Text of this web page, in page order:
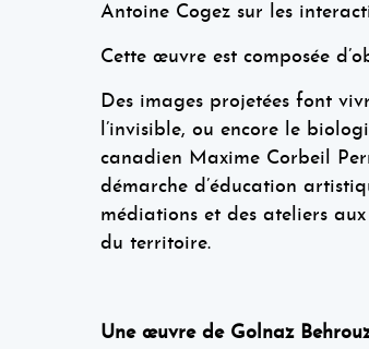
Antoine Cogez sur les
Cette œuvre est composée
Des images projetées font
l’invisible, ou encore le
canadien Maxime Corbeil
démarche d’éducation
médiations et des ateliers
du territoire.
Une œuvre de Golnaz